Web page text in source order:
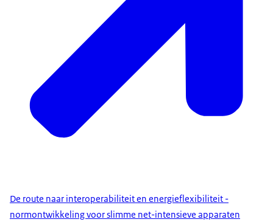
De route naar interoperabiliteit en energieflexibiliteit -
normontwikkeling voor slimme net-intensieve apparaten